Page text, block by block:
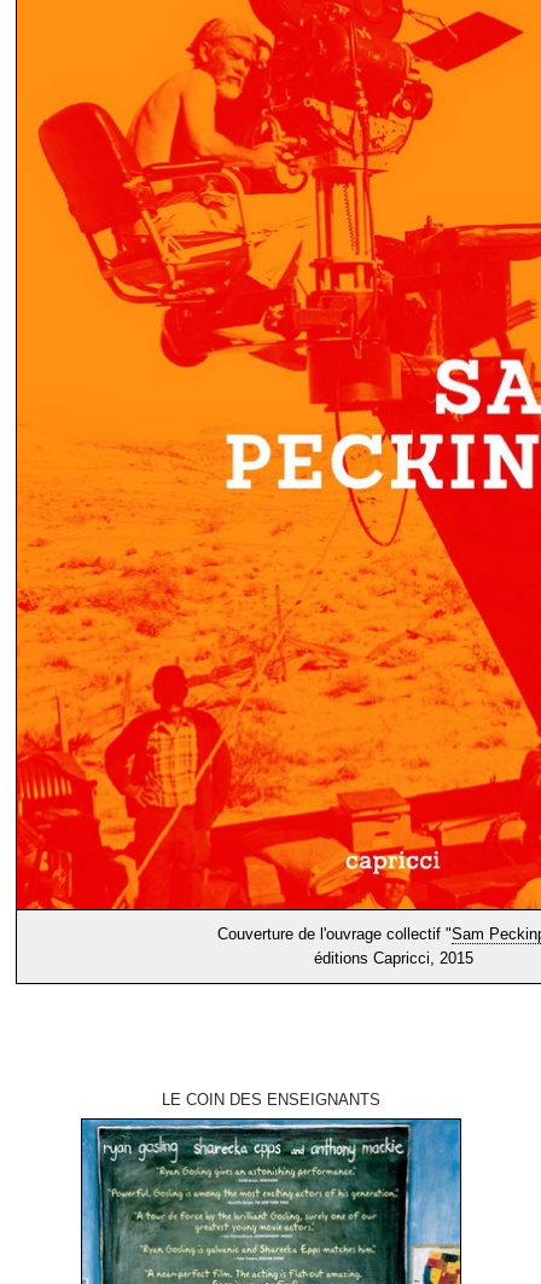
Couverture de l'ouvrage collectif "Sam
éditions Capricci, 2015
LE COIN DES ENSEIGNANTS